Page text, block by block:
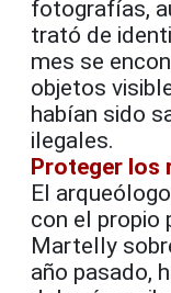
fotografías,
trató de
mes se
objetos
habían sido
ilegales.
Proteger los
El
con el propio
Martelly
año pasado,